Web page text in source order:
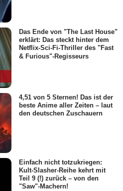
Das Ende von "The Last House"
erklärt: Das steckt hinter dem
Netflix-Sci-Fi-Thriller des "Fast
& Furious"-Regisseurs
4,51 von 5 Sternen! Das ist der
beste Anime aller Zeiten – laut
den deutschen Zuschauern
Einfach nicht totzukriegen:
Kult-Slasher-Reihe kehrt mit
Teil 9 (!) zurück – von den
"Saw"-Machern!